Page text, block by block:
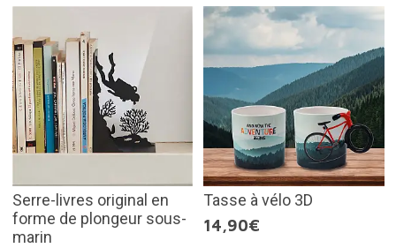
Serre-livres original en
forme de plongeur sous-
marin
Tasse à vélo 3D
14,90€